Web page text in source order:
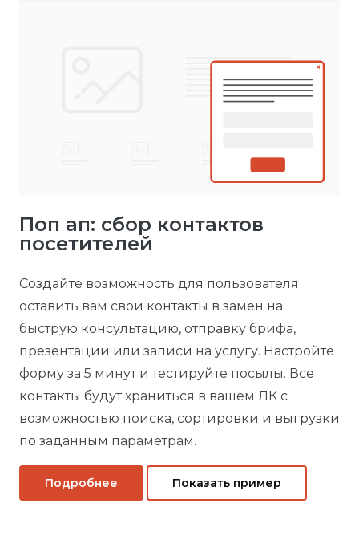
Поп ап: сбор контактов
посетителей
Создайте возможность для пользователя
оставить вам свои контакты в замен на
быструю консультацию, отправку брифа,
презентации или записи на услугу. Настройте
форму за 5 минут и тестируйте посылы. Все
контакты будут храниться в вашем ЛК с
возможностью поиска, сортировки и выгрузки
по заданным параметрам.
Подробнее Показать пример